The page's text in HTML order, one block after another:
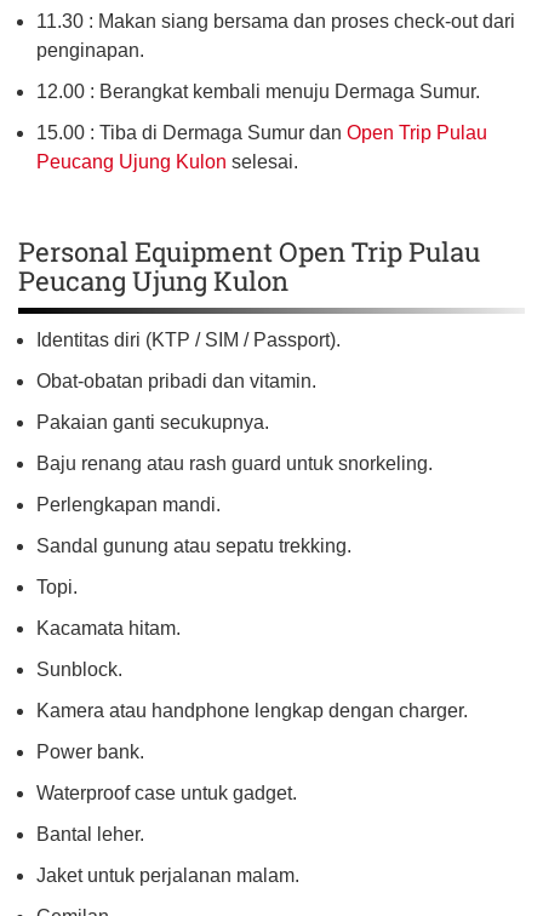
11.30 : Makan siang bersama dan proses check-out dari
penginapan.
12.00 : Berangkat kembali menuju Dermaga Sumur.
15.00 : Tiba di Dermaga Sumur dan Open Trip Pulau
Peucang Ujung Kulon selesai.
Personal Equipment Open Trip Pulau
Peucang Ujung Kulon
Identitas diri (KTP / SIM / Passport).
Obat-obatan pribadi dan vitamin.
Pakaian ganti secukupnya.
Baju renang atau rash guard untuk snorkeling.
Perlengkapan mandi.
Sandal gunung atau sepatu trekking.
Topi.
Kacamata hitam.
Sunblock.
Kamera atau handphone lengkap dengan charger.
Power bank.
Waterproof case untuk gadget.
Bantal leher.
Jaket untuk perjalanan malam.